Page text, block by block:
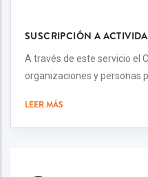
SUSCRIPCIÓN A
A través de este servicio el
organizaciones y personas
LEER MÁS